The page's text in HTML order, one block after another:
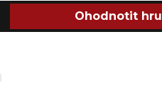
Ohodnotit hru